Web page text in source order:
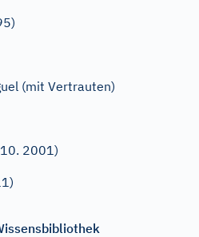
(mit Vertrauten)
2001)